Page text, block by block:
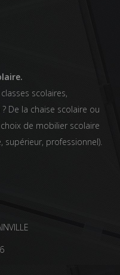
scolaires,
De la chaise scolaire ou
de mobilier scolaire
supérieur, professionnel).